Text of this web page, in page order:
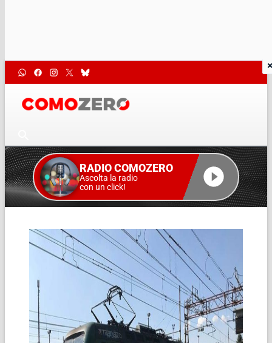
RADIO COMOZERO
Ascolta la radio
con un click!